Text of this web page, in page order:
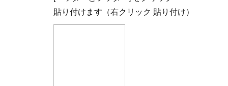
貼り付けます（右クリック 貼り付け）